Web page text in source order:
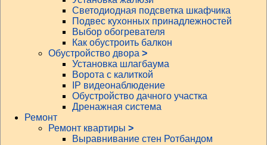
Светодиодная подсветка шкафчика
Подвес кухонных принадлежностей
Выбор обогревателя
Как обустроить балкон
Обустройство двора >
Установка шлагбаума
Ворота с калиткой
IP видеонаблюдение
Обустройство дачного участка
Дренажная система
Ремонт
Ремонт квартиры >
Выравнивание стен Ротбандом